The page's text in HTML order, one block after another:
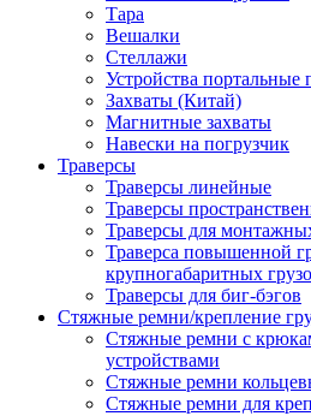
Тара
Вешалки
Стеллажи
Устройства
Захваты (Китай)
Магнитные захваты
Навески на погрузчик
Траверсы
Траверсы линейные
Траверсы
Траверсы для
Траверса повышенной
крупногабаритных
Траверсы для биг-бэгов
Стяжные ремни/крепление
Стяжные ремни с
устройствами
Стяжные ремни
Стяжные ремни для